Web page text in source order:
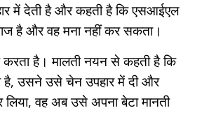
में देती है और कहती है कि एसआईएल
है और वह मना नहीं कर सकता।
करता है। मालती नयन से कहती है कि
उसने उसे चेन उपहार में दी और
वह अब उसे अपना बेटा मानती